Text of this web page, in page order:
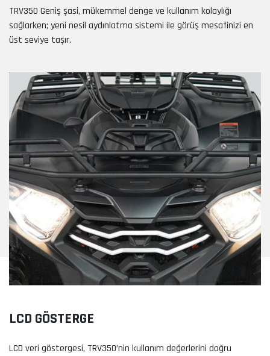
TRV350 Geniş şasi, mükemmel denge ve kullanım kolaylığı
sağlarken; yeni nesil aydınlatma sistemi ile görüş mesafinizi en
üst seviye taşır.
LCD GÖSTERGE
LCD veri göstergesi, TRV350’nin kullanım değerlerini doğru